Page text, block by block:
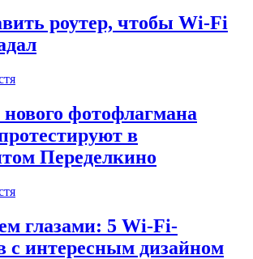
роутер, чтобы Wi-Fi
фотофлагмана
в
Переделкино
глазами: 5 Wi-Fi-
с интересным дизайном